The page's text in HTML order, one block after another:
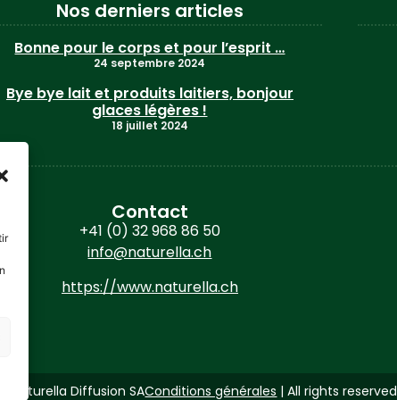
Nos derniers articles
Bonne pour le corps et pour l’esprit …
24 septembre 2024
Bye bye lait et produits laitiers, bonjour
glaces légères !
18 juillet 2024
Contact
+41 (0) 32 968 86 50
info@naturella.ch
https://www.naturella.ch
Diffusion SAConditions générales | All rights reserved